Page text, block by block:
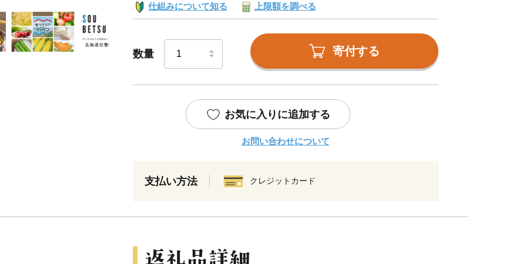
仕組みについて知る 上限額を調べる
数量 寄付する
お気に入りに追加する
お問い合わせについて
支払い方法 クレジットカード